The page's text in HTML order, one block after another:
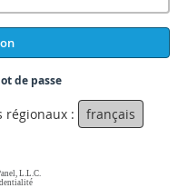
de passe
régionaux : français
L.L.C.